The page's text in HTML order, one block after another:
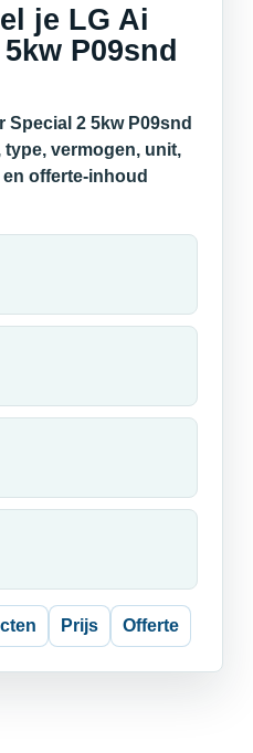
je LG Ai
P09snd
Special 2 5kw P09snd
vermogen, unit,
offerte-inhoud
Prijs Offerte